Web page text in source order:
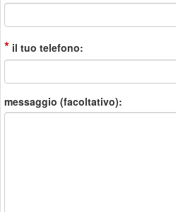
* il tuo telefono:
messaggio (facoltativo):